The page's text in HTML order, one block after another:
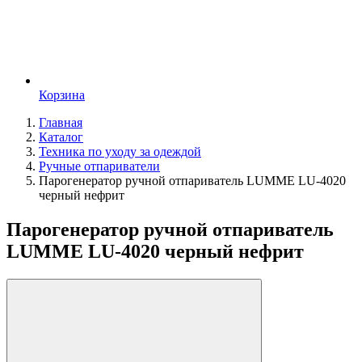
Корзина
Главная
Каталог
Техника по уходу за одеждой
Ручные отпариватели
Парогенератор ручной отпариватель LUMME LU-4020
черный нефрит
Парогенератор ручной отпариватель
LUMME LU-4020 черный нефрит